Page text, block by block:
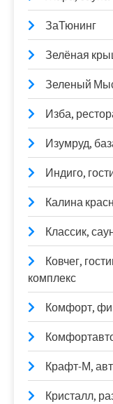
ЗаТюнинг
Зелёная
Зеленый
Изба,
Изумруд,
Индиго,
Калина
Классик,
Ковчег,
комплекс
Комфорт,
Крафт-М,
Кристалл,